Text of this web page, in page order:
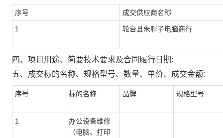
序号 成交供应商名称
1 轮台县朱胖子电脑商行
四、项目用途、简要技术要求及合同履行日期:
五、成交标的名称、规格型号、数量、单价、成交金额:
序号 标的名称 品牌 规格型号
1
办公设备维修
（电脑、打印